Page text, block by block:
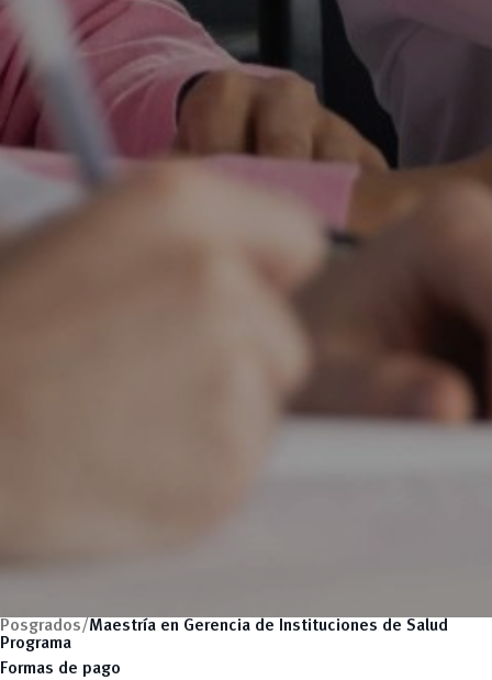
Posgrados/Maestría en Gerencia de Instituciones de Salud
Programa
Formas de pago